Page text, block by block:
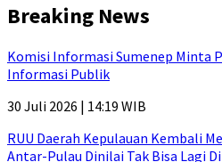
Breaking News
Komisi Informasi Sumenep Minta
Informasi Publik
30 Juli 2026 | 14:19 WIB
RUU Daerah Kepulauan Kembali
Antar-Pulau Dinilai Tak Bisa Lagi